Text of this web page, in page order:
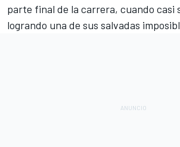
parte final de la carrera, cuando casi
logrando una de sus salvadas